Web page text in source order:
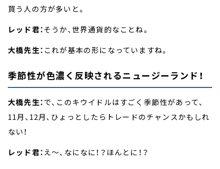
買う人の方が多いと。
レッド君：そうか、世界通貨的なことね。
大橋先生： これが基本の形になっていますね。
季節性が色濃く反映されるニュージーランド！
大橋先生：で、このキウイドルはすごく季節性があって、
11月、12月、ひょっとしたらトレードのチャンスかもしれ
ない！
レッド君： え～、なになに！？ほんとに！？